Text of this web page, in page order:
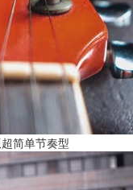
简单节奏型